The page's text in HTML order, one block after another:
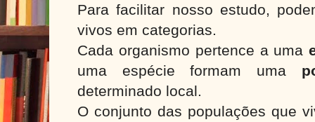
Para facilitar nosso estudo,
vivos em categorias.
Cada organismo pertence a uma
uma espécie formam uma
determinado local.
O conjunto das populações que